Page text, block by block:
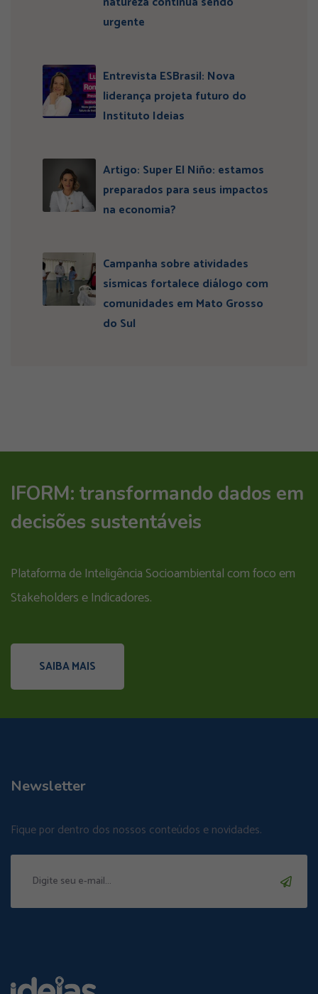
urgente
Entrevista ESBrasil: Nova
liderança projeta futuro do
Instituto Ideias
Artigo: Super El Niño: estamos
preparados para seus impactos
na economia?
Campanha sobre atividades
sísmicas fortalece diálogo com
comunidades em Mato Grosso
do Sul
IFORM: transformando dados em
decisões sustentáveis
Plataforma de Inteligência Socioambiental com foco em
Stakeholders e Indicadores.
SAIBA MAIS
Newsletter
Fique por dentro dos nossos conteúdos e novidades.